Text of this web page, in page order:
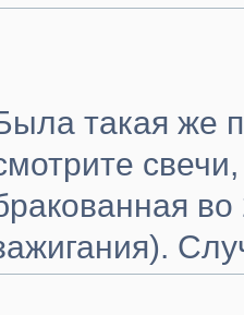
такая же